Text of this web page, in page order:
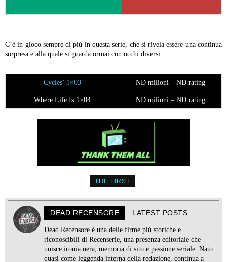
C’è in gioco sempre di più in questa serie, che si rivela essere una continua
sorpresa e alla quale si guarda ormai con occhi diversi.
Cycles’ 1×03 ND milioni – ND rating
Where Life Is 1×04 ND milioni – ND rating
THE FIRST
DEAD RECENSORE LATEST POSTS
Dead Recensore è una delle firme più storiche e
riconoscibili di Recenserie, una presenza editoriale che
unisce ironia nera, memoria di sito e passione seriale. Nato
quasi come leggenda interna della redazione, continua a